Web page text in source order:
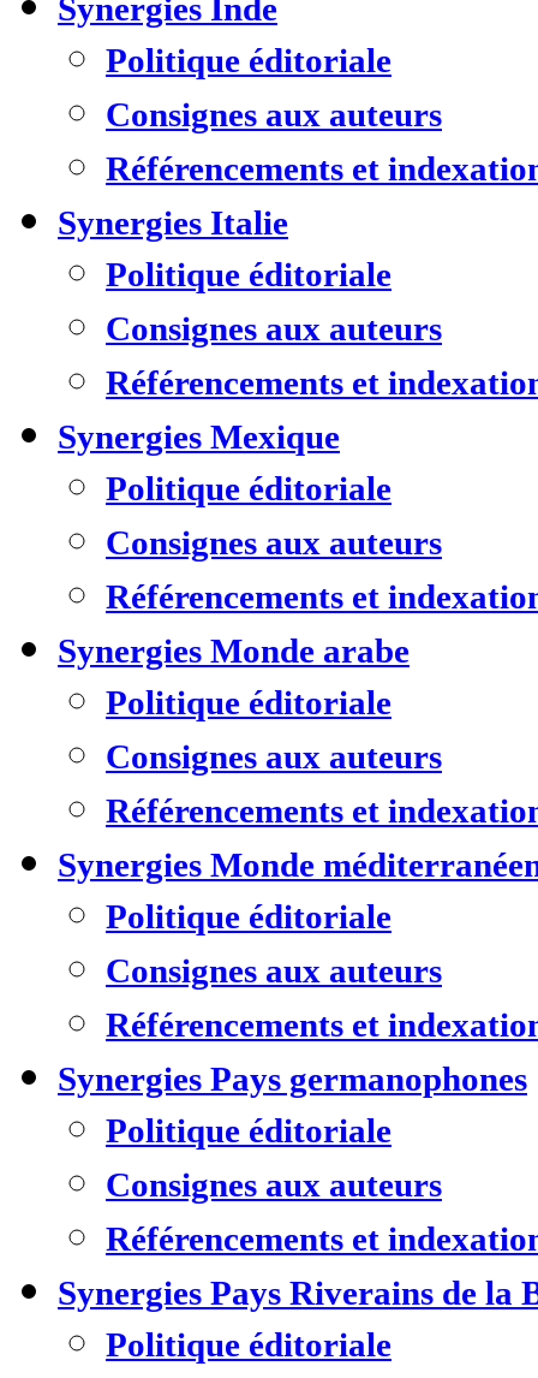
Synergies Inde
Politique éditoriale
Consignes aux auteurs
Référencements et
Synergies Italie
Politique éditoriale
Consignes aux auteurs
Référencements et
Synergies Mexique
Politique éditoriale
Consignes aux auteurs
Référencements et
Synergies Monde arabe
Politique éditoriale
Consignes aux auteurs
Référencements et
Synergies Monde
Politique éditoriale
Consignes aux auteurs
Référencements et
Synergies Pays germanophones
Politique éditoriale
Consignes aux auteurs
Référencements et
Synergies Pays Riverains de la
Politique éditoriale